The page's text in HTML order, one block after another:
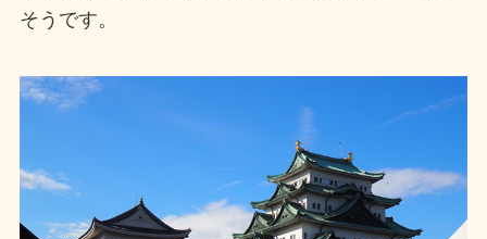
そうです。